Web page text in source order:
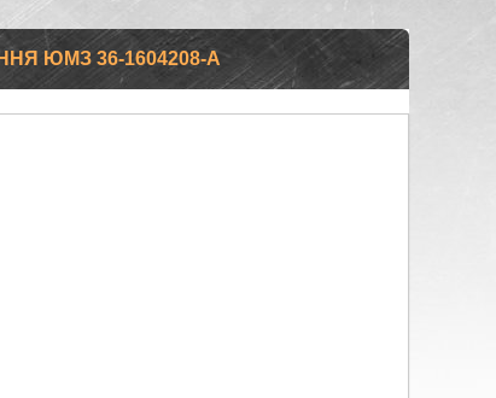
ЮМЗ 36-1604208-А